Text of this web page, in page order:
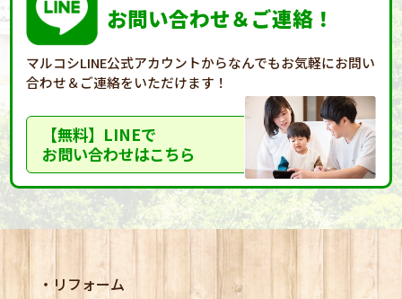
お問い合わせ＆ご連絡！
マルコシLINE公式アカウントからなんでもお気軽にお問い
合わせ＆ご連絡をいただけます！
【無料】LINEで
お問い合わせはこちら
リフォーム